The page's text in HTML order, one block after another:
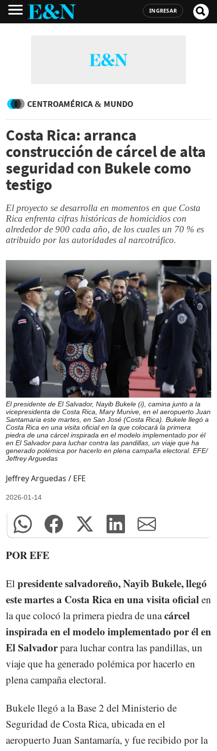
INGRESAR
CENTROAMÉRICA & MUNDO
Costa Rica: arranca
construcción de cárcel de alta
seguridad con Bukele como
testigo
El proyecto se desarrolla en momentos en que Costa
Rica enfrenta cifras históricas de homicidios con
alrededor de 900 cada año, de los cuales un 70 % es
atribuido por las autoridades al narcotráfico.
El presidente de El Salvador, Nayib Bukele (i), camina junto a la
vicepresidenta de Costa Rica, Mary Munive, en el aeropuerto Juan
Santamaria este martes, en San José (Costa Rica). Bukele llegó a
Costa Rica en una visita oficial en la que colocará la primera
piedra de una cárcel inspirada en el modelo implementado por él
en El Salvador para luchar contra las pandillas, un viaje que ha
generado polémica por hacerlo en plena campaña electoral. EFE/
Jeffrey Arguedas
Jeffrey Arguedas / EFE
2026-01-14
POR EFE
Elpresidente salvadoreño, Nayib Bukele, llegó
este martes a Costa Rica en una visita oficialen
la que colocó la primera piedra de unacárcel
inspirada en el modelo implementado por él en
El Salvadorpara luchar contra las pandillas, un
viaje que ha generado polémica por hacerlo en
plena campaña electoral.
Bukele llegó a la Base 2 del Ministerio de
Seguridad de Costa Rica, ubicada en el
aeropuerto Juan Santamaría, y fue recibido por la